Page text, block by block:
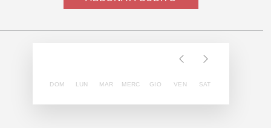
DOM LUN MAR MERC GIO VEN SAT